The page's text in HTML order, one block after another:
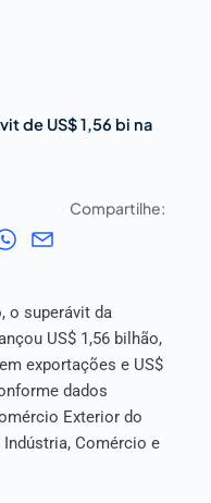
de US$ 1,56 bi na
Compartilhe:
o superávit da
US$ 1,56 bilhão,
exportações e US$
dados
Exterior do
Comércio e